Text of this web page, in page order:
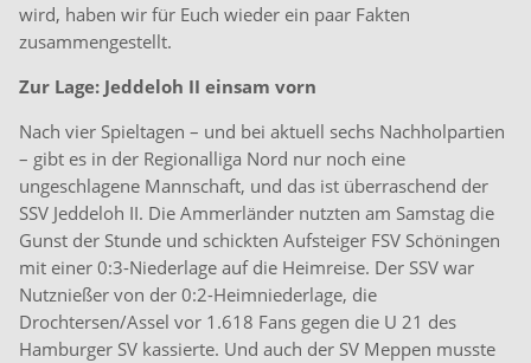
wird, haben wir für Euch wieder ein paar Fakten
zusammengestellt.
Zur Lage: Jeddeloh II einsam vorn
Nach vier Spieltagen – und bei aktuell sechs Nachholpartien
– gibt es in der Regionalliga Nord nur noch eine
ungeschlagene Mannschaft, und das ist überraschend der
SSV Jeddeloh II. Die Ammerländer nutzten am Samstag die
Gunst der Stunde und schickten Aufsteiger FSV Schöningen
mit einer 0:3-Niederlage auf die Heimreise. Der SSV war
Nutznießer von der 0:2-Heimniederlage, die
Drochtersen/Assel vor 1.618 Fans gegen die U 21 des
Hamburger SV kassierte. Und auch der SV Meppen musste